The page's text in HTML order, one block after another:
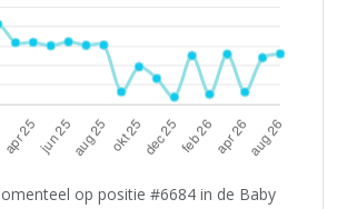
op positie #6684 in de Baby